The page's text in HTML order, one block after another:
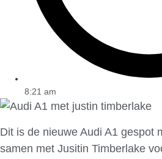
8:21 am
Dit is de nieuwe Audi A1 gespot
samen met Jusitin Timberlake